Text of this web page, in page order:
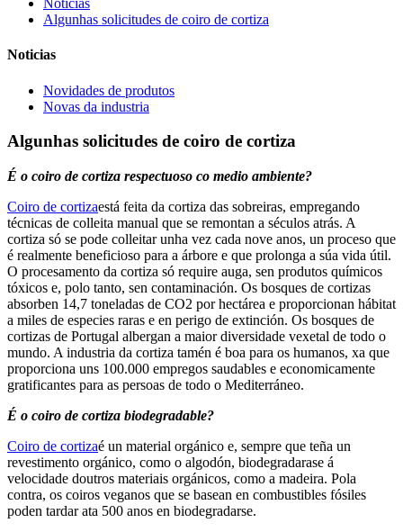
Noticias
Algunhas solicitudes de coiro de cortiza
Noticias
Novidades de produtos
Novas da industria
Algunhas solicitudes de coiro de cortiza
É o coiro de cortiza respectuoso co medio ambiente?
Coiro de cortizaestá feita da cortiza das sobreiras, empregando
técnicas de colleita manual que se remontan a séculos atrás. A
cortiza só se pode colleitar unha vez cada nove anos, un proceso que
é realmente beneficioso para a árbore e que prolonga a súa vida útil.
O procesamento da cortiza só require auga, sen produtos químicos
tóxicos e, polo tanto, sen contaminación. Os bosques de cortizas
absorben 14,7 toneladas de CO2 por hectárea e proporcionan hábitat
a miles de especies raras e en perigo de extinción. Os bosques de
cortizas de Portugal albergan a maior diversidade vexetal de todo o
mundo. A industria da cortiza tamén é boa para os humanos, xa que
proporciona uns 100.000 empregos saudables e economicamente
gratificantes para as persoas de todo o Mediterráneo.
É o coiro de cortiza biodegradable?
Coiro de cortizaé un material orgánico e, sempre que teña un
revestimento orgánico, como o algodón, biodegradarase á
velocidade doutros materiais orgánicos, como a madeira. Pola
contra, os coiros veganos que se basean en combustibles fósiles
poden tardar ata 500 anos en biodegradarse.